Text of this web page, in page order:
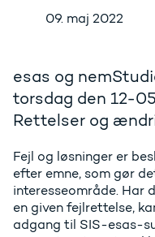
09. maj 2022
esas og
torsdag den 12-
Rettelser og
Fejl og løsninger er
efter emne, som gør
interesseområde. Har
en given fejlrettelse,
adgang til SIS-esas-